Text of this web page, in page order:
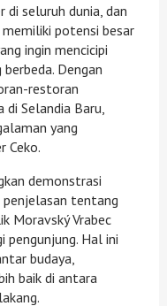
di seluruh dunia, dan
potensi besar
ingin mencicipi
Dengan
restoran
Selandia Baru,
yang
Ceko.
demonstrasi
penjelasan tentang
Moravský Vrabec
pengunjung. Hal ini
budaya,
baik di antara